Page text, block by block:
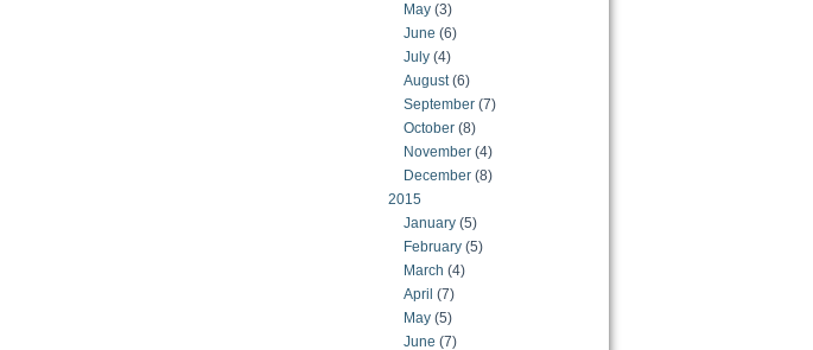
May (3)
June (6)
July (4)
August(6)
September (7)
October (8)
November (4)
December (8)
2015
January (5)
February (5)
March (4)
April (7)
May (5)
June (7)